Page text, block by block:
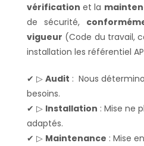
vérification et la
de sécurité,
vigueur (Code du travail,
installation les référentiel
✔ ▷ Audit : Nous
besoins.
✔ ▷ Installation : Mise ne
adaptés.
✔ ▷ Maintenance : Mise